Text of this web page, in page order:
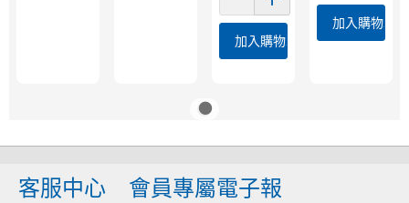
加入購物車
加入購物車
客服中心 會員專屬電子報